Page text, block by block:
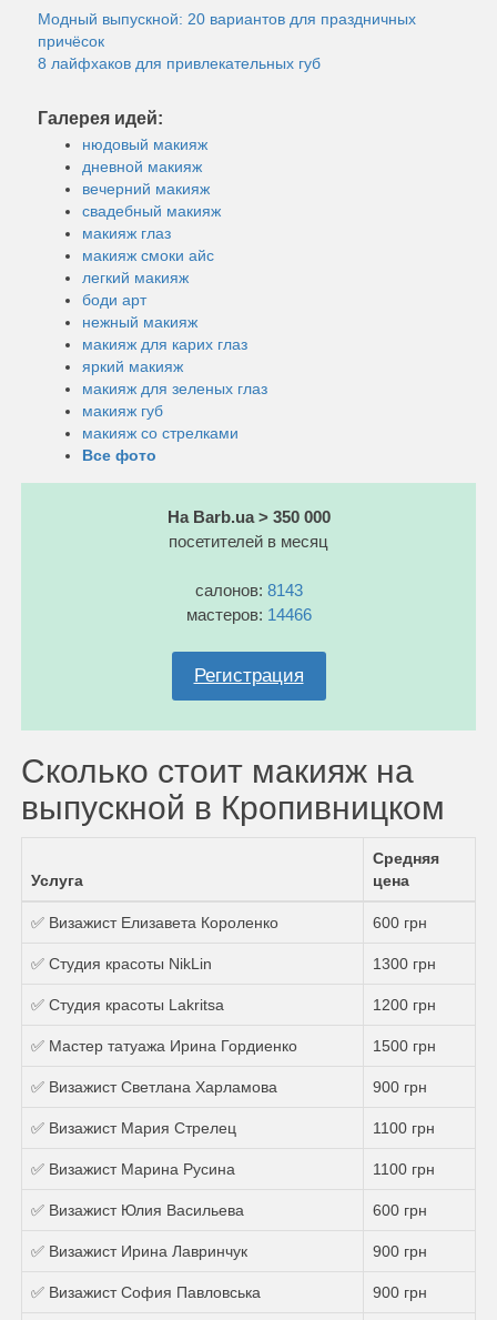
Модный выпускной: 20 вариантов для праздничных
причёсок
8 лайфхаков для привлекательных губ
Галерея идей:
нюдовый макияж
дневной макияж
вечерний макияж
свадебный макияж
макияж глаз
макияж смоки айс
легкий макияж
боди арт
нежный макияж
макияж для карих глаз
яркий макияж
макияж для зеленых глаз
макияж губ
макияж со стрелками
Все фото
На Barb.ua > 350 000
посетителей в месяц
салонов: 8143
мастеров: 14466
Регистрация
Сколько стоит макияж на
выпускной в Кропивницком
Услуга
Средняя
цена
✅ Визажист Елизавета Короленко 600 грн
✅ Студия красоты NikLin 1300 грн
✅ Студия красоты Lakritsa 1200 грн
✅ Мастер татуажа Ирина Гордиенко 1500 грн
✅ Визажист Светлана Харламова 900 грн
✅ Визажист Мария Стрелец 1100 грн
✅ Визажист Марина Русина 1100 грн
✅ Визажист Юлия Васильева 600 грн
✅ Визажист Ирина Лавринчук 900 грн
✅ Визажист София Павловська 900 грн